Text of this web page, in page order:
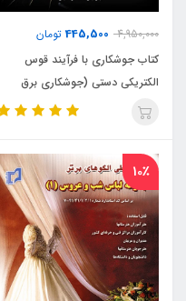
4,950,000
445,500تومان
کتاب جوشکاری با فرآیند قوس
الکتریکی دستی (جوشکاری برق
SMA W)
10٪